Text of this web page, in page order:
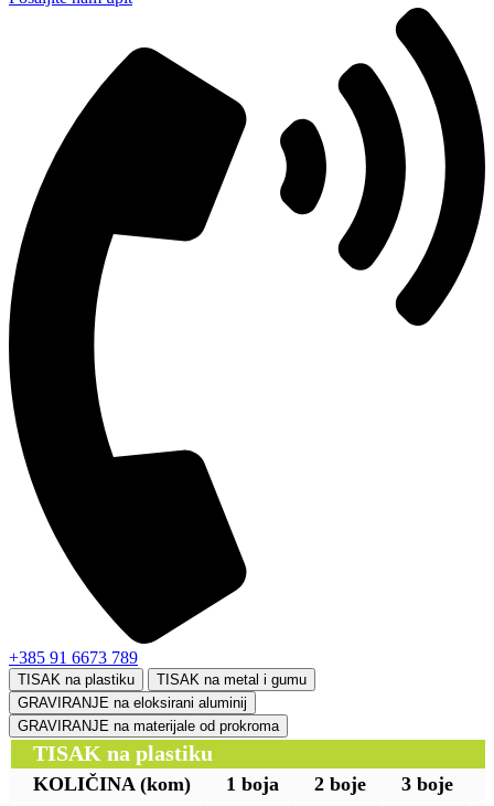
+385 91 6673 789
TISAK na plastiku
TISAK na metal i gumu
GRAVIRANJE na eloksirani aluminij
GRAVIRANJE na materijale od prokroma
TISAK na plastiku
KOLIČINA (kom) 1 boja 2 boje 3 boje